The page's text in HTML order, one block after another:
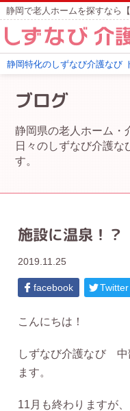
静岡で老人ホームを探すなら
静岡特化のしずなび介護なび
ブログ
静岡県の老人ホーム・
日々のしずなび介護な
す。
施設に温泉！？
2019.11.25
facebook Twitter
こんにちは！
しずなび介護なび 中
ます。
11月も終わりますが